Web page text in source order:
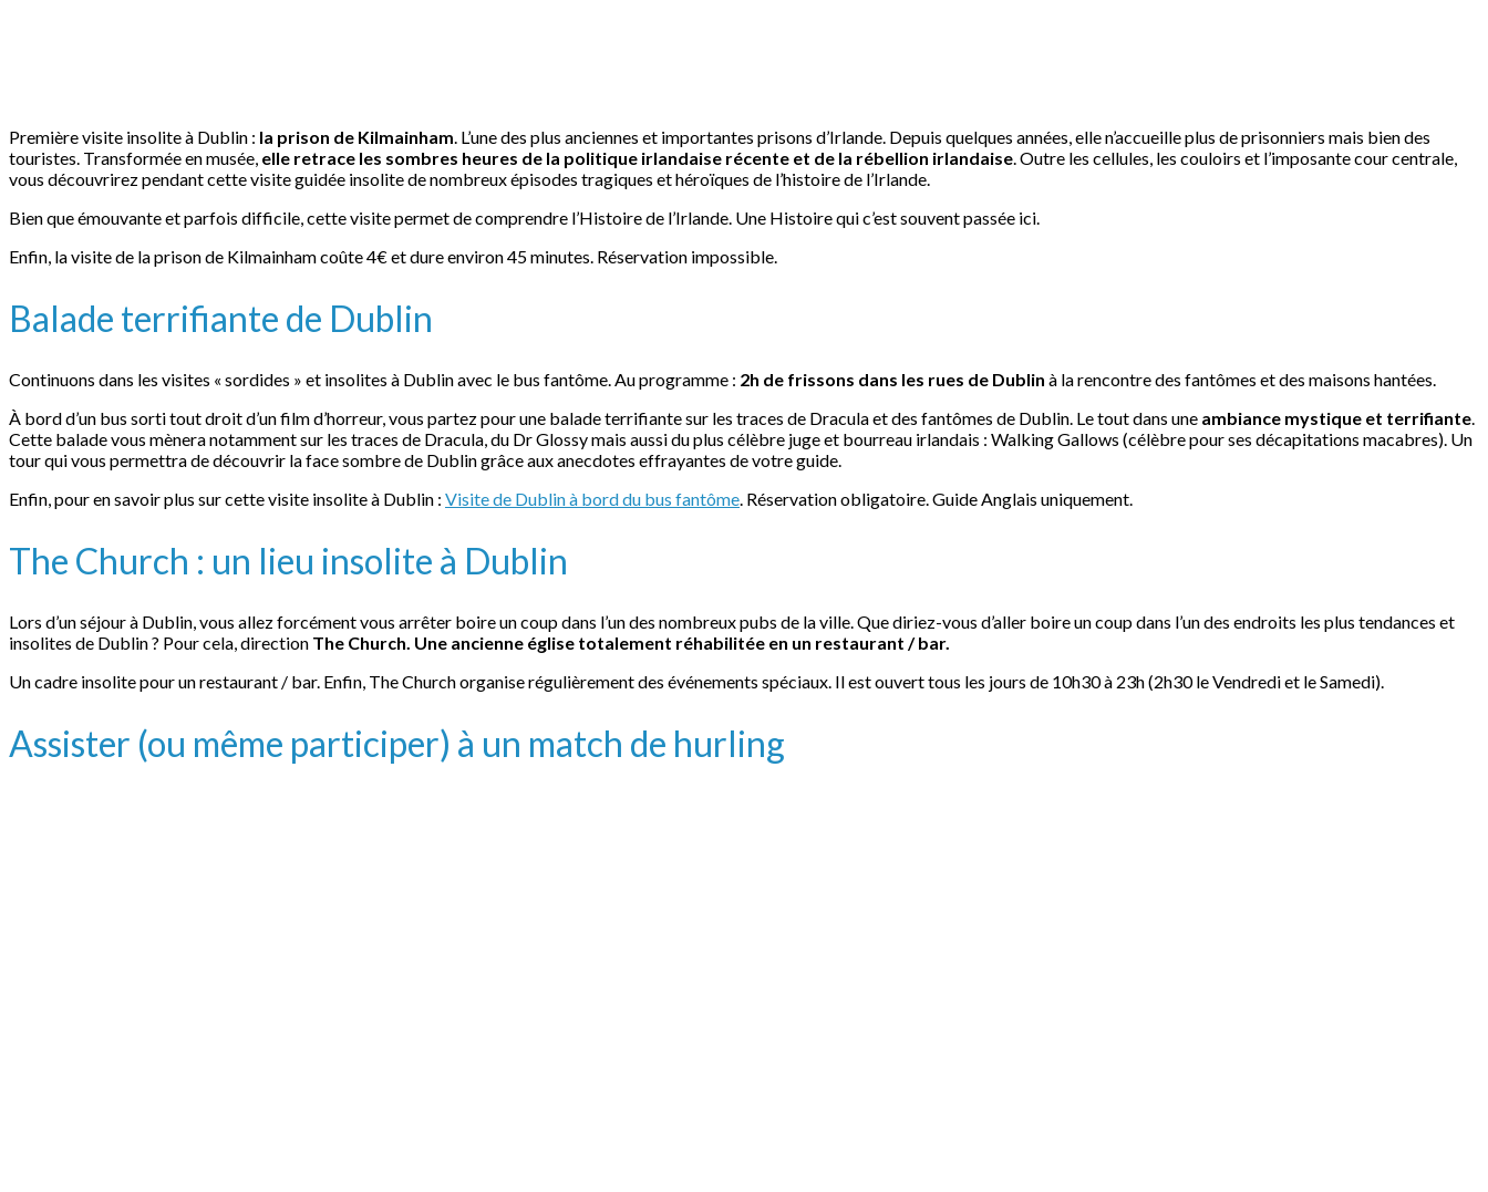
Première visite insolite à Dublin : la prison de Kilmainham. L’une des plus anciennes et importantes prisons d’Irlande. Depuis quelques années, elle n’accueille plus de prisonniers mais bien des
touristes. Transformée en musée, elle retrace les sombres heures de la politique irlandaise récente et de la rébellion irlandaise. Outre les cellules, les couloirs et l’imposante cour centrale,
vous découvrirez pendant cette visite guidée insolite de nombreux épisodes tragiques et héroïques de l’histoire de l’Irlande.
Bien que émouvante et parfois difficile, cette visite permet de comprendre l’Histoire de l’Irlande. Une Histoire qui c’est souvent passée ici.
Enfin, la visite de la prison de Kilmainham coûte 4€ et dure environ 45 minutes. Réservation impossible.
Balade terrifiante de Dublin
Continuons dans les visites « sordides » et insolites à Dublin avec le bus fantôme. Au programme : 2h de frissons dans les rues de Dublin à la rencontre des fantômes et des maisons hantées.
À bord d’un bus sorti tout droit d’un film d’horreur, vous partez pour une balade terrifiante sur les traces de Dracula et des fantômes de Dublin. Le tout dans une ambiance mystique et terrifiante.
Cette balade vous mènera notamment sur les traces de Dracula, du Dr Glossy mais aussi du plus célèbre juge et bourreau irlandais : Walking Gallows (célèbre pour ses décapitations macabres). Un
tour qui vous permettra de découvrir la face sombre de Dublin grâce aux anecdotes effrayantes de votre guide.
Enfin, pour en savoir plus sur cette visite insolite à Dublin : Visite de Dublin à bord du bus fantôme. Réservation obligatoire. Guide Anglais uniquement.
The Church : un lieu insolite à Dublin
Lors d’un séjour à Dublin, vous allez forcément vous arrêter boire un coup dans l’un des nombreux pubs de la ville. Que diriez-vous d’aller boire un coup dans l’un des endroits les plus tendances et
insolites de Dublin ? Pour cela, direction The Church. Une ancienne église totalement réhabilitée en un restaurant / bar.
Un cadre insolite pour un restaurant / bar. Enfin, The Church organise régulièrement des événements spéciaux. Il est ouvert tous les jours de 10h30 à 23h (2h30 le Vendredi et le Samedi).
Assister (ou même participer) à un match de hurling